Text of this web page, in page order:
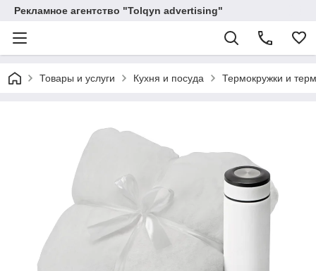
Рекламное агентство "Tolqyn advertising"
Товары и услуги Кухня и посуда Термокружки и